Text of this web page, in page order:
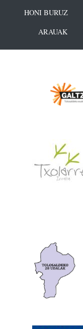
HONI BURUZ
ARAUAK